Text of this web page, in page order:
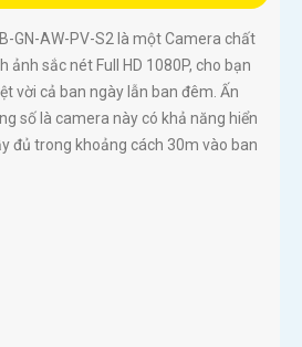
GN-AW-PV-S2 là một Camera chất
ảnh sắc nét Full HD 1080P, cho bạn
vời cả ban ngày lẫn ban đêm. Ấn
số là camera này có khả năng hiển
đủ trong khoảng cách 30m vào ban